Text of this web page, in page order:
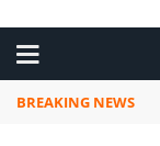
BREAKING NEWS